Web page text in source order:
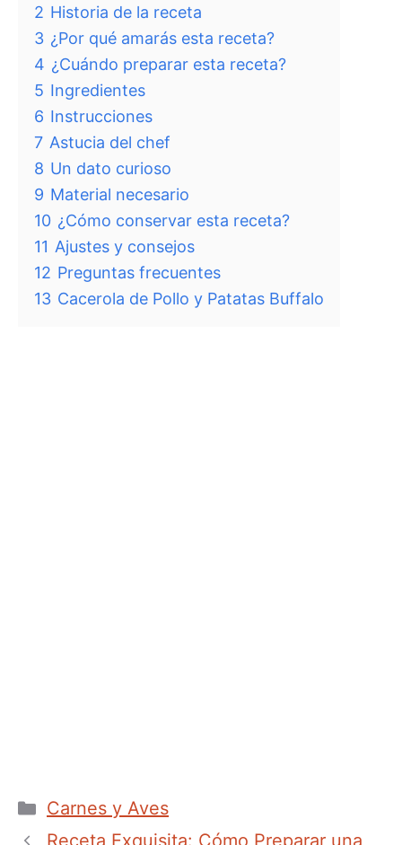
2 Historia de la receta
3 ¿Por qué amarás esta receta?
4 ¿Cuándo preparar esta receta?
5 Ingredientes
6 Instrucciones
7 Astucia del chef
8 Un dato curioso
9 Material necesario
10 ¿Cómo conservar esta receta?
11 Ajustes y consejos
12 Preguntas frecuentes
13 Cacerola de Pollo y Patatas Buffalo
Categorías
Carnes y Aves
Receta Exquisita: Cómo Preparar una